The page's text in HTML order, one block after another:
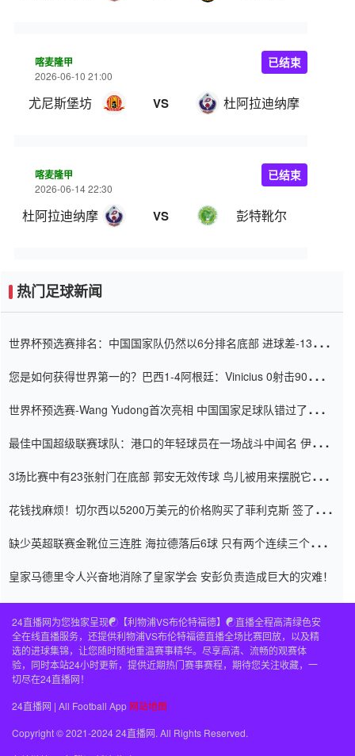
喀麦隆甲
2026-06-10 21:00
尤尼斯堡坊 VS 杜阿拉迪纳摩
已结束
喀麦隆甲
2026-06-14 22:30
杜阿拉迪纳摩 VS 彭特靴尔
已结束
热门足球新闻
世界杯预选赛排名：中国国家队仍然以6分排名底部 进球差-13令人
您是如何获得世界第一的？巴西1-4阿根廷：Vinicius 0射击90分钟
世界杯预选赛-Wang Yudong首次亮相 中国国家足球队错过了世界
最佳中国超级联赛球队：港口的年轻球员在一场战斗中闻名 伊万放
3场比赛中有23张射门在底部 郭安无效传球 鸟儿被用来摆脱它
花钱找麻烦！切尔西以5200万美元的价格购买了菲利克斯 签了7年
缺少英超联赛金靴位三连胜 海拉德落后6球 只有两个连续三个连续
皇家马德里令人兴奋地消除了皇家学会 安彭负责造成巨大的灾难！
24直播网为您独家呈现☯️【利物浦VS布伦特福德】☯️直播全程高清绿色安
全在线直播服务，还提供利物浦VS布伦特福德直播全场比赛回放，以及精
选的进球集锦，让您随时随地重温赛事精华。尽享高清、流畅的观赛体
验，同时本站24小时更新，提供近期热门赛事赛程，期待您关注收藏，一
切尽在24直播网！
24直播网 | All Football App 网站地图
Copyright © 2021-2024 24直播网. All Rights Reserved.